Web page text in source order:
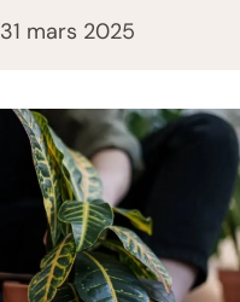
31 mars 2025